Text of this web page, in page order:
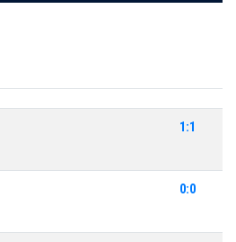
1:1
0:0